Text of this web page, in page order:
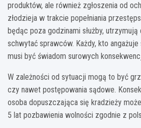
produktów, ale również zgłoszenia od
złodzieja w trakcie popełniania
będąc poza godzinami służby,
schwytać sprawców. Każdy, kto angażuje
musi być świadom surowych
W zależności od sytuacji mogą to być
czy nawet postępowania sądowe.
osoba dopuszczająca się kradzieży
5 lat pozbawienia wolności zgodnie z